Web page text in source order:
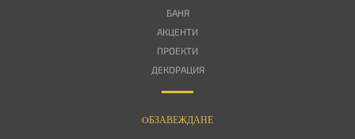
БАНЯ
АКЦЕНТИ
ПРОЕКТИ
ДЕКОРАЦИЯ
OБЗАВЕЖДАНЕ